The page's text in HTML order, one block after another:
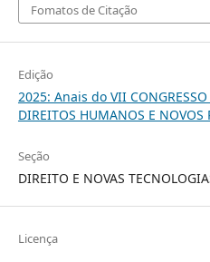
Fomatos de Citação
Edição
2025: Anais do VII
DIREITOS HUMANOS E NOVOS
Seção
DIREITO E NOVAS
Licença